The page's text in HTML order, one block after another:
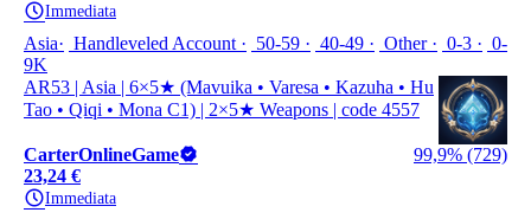
Immediata
Asia Handleveled Account 50-59 40-49 Other 0-3
0-
9K
AR53 | Asia | 6×5★ (Mavuika • Varesa • Kazuha • Hu
Tao • Qiqi • Mona C1) | 2×5★ Weapons | code 4557
CarterOnlineGame
99,9% (729)
23,24 €
Immediata